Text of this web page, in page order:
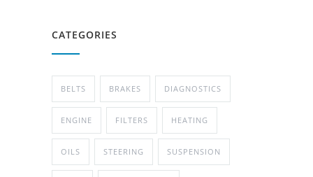
CATEGORIES
BELTS BRAKES DIAGNOSTICS
ENGINE FILTERS HEATING
OILS STEERING SUSPENSION